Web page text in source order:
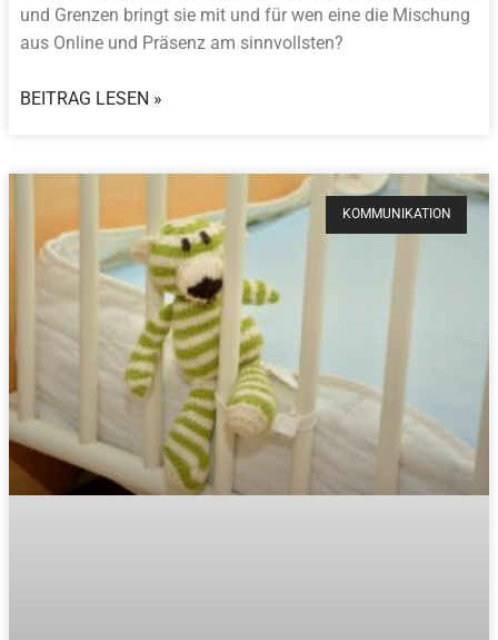
und Grenzen bringt sie mit und für wen eine die Mischung
aus Online und Präsenz am sinnvollsten?
BEITRAG LESEN »
KOMMUNIKATION